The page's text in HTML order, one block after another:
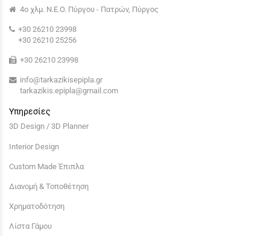
4ο χλμ. Ν.Ε.Ο. Πύργου - Πατρών, Πύργος
+30 26210 23998
+30 26210 25256
+30 26210 23998
info@tarkazikisepipla.gr
tarkazikis.epipla@gmail.com
Υπηρεσίες
3D Design / 3D Planner
Interior Design
Custom Made Έπιπλα
Διανομή & Τοποθέτηση
Χρηματοδότηση
Λίστα Γάμου